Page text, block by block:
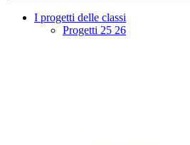
I progetti delle classi
Progetti 25 26